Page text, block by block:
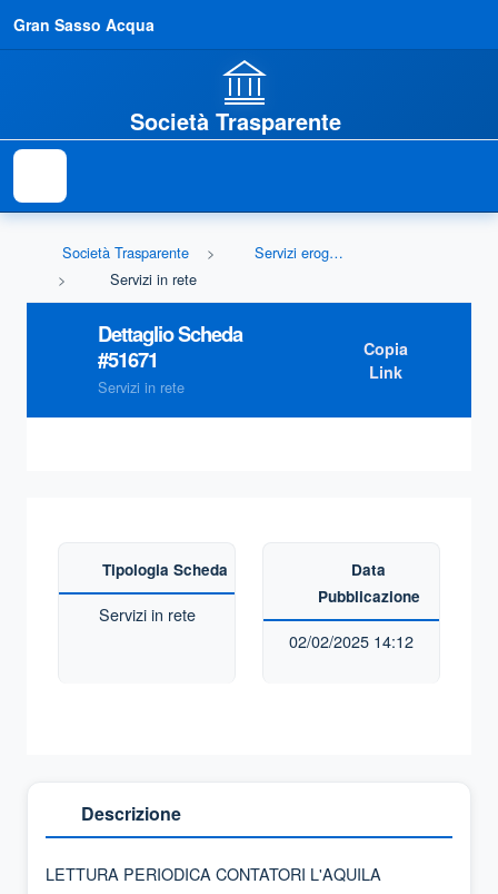
Gran Sasso Acqua
Società Trasparente
Società Trasparente
Servizi erogati
Servizi in rete
Dettaglio Scheda
#51671
Servizi in rete
Copia
Link
Tipologia Scheda
Servizi in rete
Data
Pubblicazione
02/02/2025 14:12
Descrizione
LETTURA PERIODICA CONTATORI L'AQUILA